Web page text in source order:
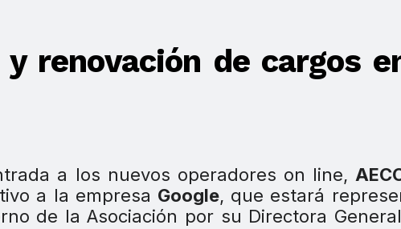
renovación de cargos
a los nuevos operadores on line,
a la empresa Google, que estará
de la Asociación por su Directora